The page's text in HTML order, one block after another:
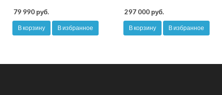
79 990 руб.
В корзину В избранное
297 000 руб.
В корзину В избранное